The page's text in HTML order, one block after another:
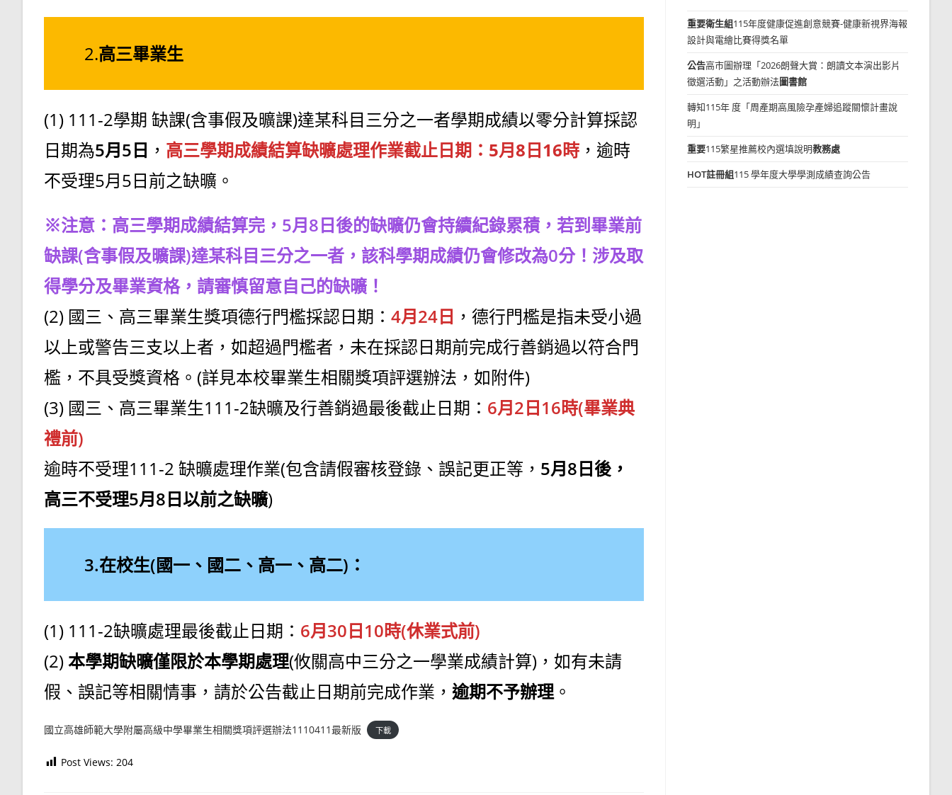
2.高三畢業生
(1) 111-2學期 缺課(含事假及曠課)達某科目三分之一者學期成績以零分計算採認
日期為5月5日 ， 高三學期成績結算缺曠處理作業截止日期：5月8日16時 ，逾時
不受理5月5日前之缺曠。
※注意：高三學期成績結算完，5月8日後的缺曠仍會持續紀錄累積，若到畢業前
缺課(含事假及曠課)達某科目三分之一者，該科學期成績仍會修改為0分！涉及取
得學分及畢業資格，請審慎留意自己的缺曠！
(2) 國三、高三畢業生獎項德行門檻採認日期： 4月24日 ，德行門檻是指未受小過
以上或警告三支以上者，如超過門檻者，未在採認日期前完成行善銷過以符合門
檻，不具受獎資格。(詳見本校畢業生相關獎項評選辦法，如附件)
(3) 國三、高三畢業生111-2缺曠及行善銷過最後截止日期： 6月2日16時(畢業典
禮前)
逾時不受理111-2 缺曠處理作業(包含請假審核登錄、誤記更正等， 5月8日後，
高三不受理5月8日以前之缺曠)
3.在校生(國一、國二、高一、高二)：
(1) 111-2缺曠處理最後截止日期： 6月30日10時(休業式前)
(2)本學期缺曠僅限於本學期處理(攸關高中三分之一學業成績計算)，如有未請
假、誤記等相關情事，請於公告截止日期前完成作業， 逾期不予辦理。
國立高雄師範大學附屬高級中學畢業生相關獎項評選辦法1110411最新版 下載
Post Views: 204
重要衛生組115年度健康促進創意競賽-健康新視界海報
設計與電繪比賽得獎名單
公告高市圖辦理「2026朗聲大賞：朗讀文本演出影片
徵選活動」之活動辦法圖書館
轉知115年 度「周產期高風險孕產婦追蹤關懷計畫說
明」
重要115繁星推薦校內選填說明教務處
HOT註冊組115 學年度大學學測成績查詢公告